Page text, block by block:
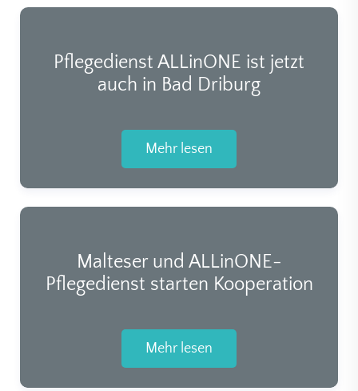
Pflegedienst ALLinONE ist jetzt
auch in Bad Driburg
Mehr lesen
Malteser und ALLinONE-
Pflegedienst starten Kooperation
Mehr lesen